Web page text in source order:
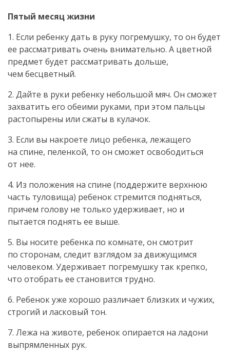
Пятый месяц жизни
1. Если ребенку дать в руку погремушку, то он будет
ее рассматривать очень внимательно. А цветной
предмет будет рассматривать дольше,
чем бесцветный.
2. Дайте в руки ребенку небольшой мяч. Он сможет
захватить его обеими руками, при этом пальцы
растопырены или сжаты в кулачок.
3. Если вы накроете лицо ребенка, лежащего
на спине, пеленкой, то он сможет освободиться
от нее.
4. Из положения на спине (поддержите верхнюю
часть туловища) ребенок стремится подняться,
причем голову не только удерживает, но и
пытается поднять ее выше.
5. Вы носите ребенка по комнате, он смотрит
по сторонам, следит взглядом за движущимся
человеком. Удерживает погремушку так крепко,
что отобрать ее становится трудно.
6. Ребенок уже хорошо различает близких и чужих,
строгий и ласковый тон.
7. Лежа на животе, ребенок опирается на ладони
выпрямленных рук.